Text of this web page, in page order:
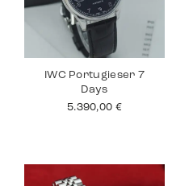
IWC Portugieser 7
Days
5.390,00 €